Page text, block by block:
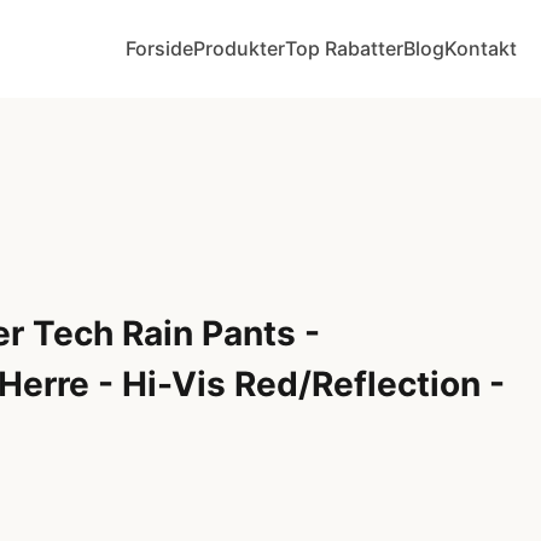
ForsideProdukterTop RabatterBlogKontakt
Tech Rain Pants -
- Hi-Vis Red/Reflection -